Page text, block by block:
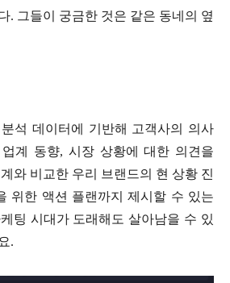
. 그들이 궁금한 것은 같은 동네의 옆
석 데이터에 기반해 고객사의 의사
계 동향, 시장 상황에 대한 의견을
와 비교한 우리 브랜드의 현 상황 진
위한 액션 플랜까지 제시할 수 있는
팅 시대가 도래해도 살아남을 수 있
.